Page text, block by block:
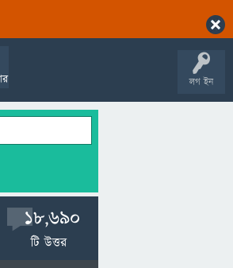
লগ ইন
18,690
টি উত্তর